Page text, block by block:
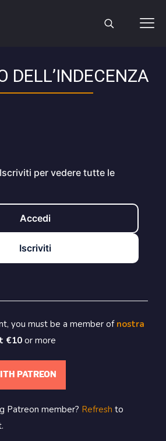
DELL’INDECENZA
per vedere tutte le
Accedi
Iscriviti
you must be a member of nostra
€10or more
PATREON
Patreon member? Refresh to